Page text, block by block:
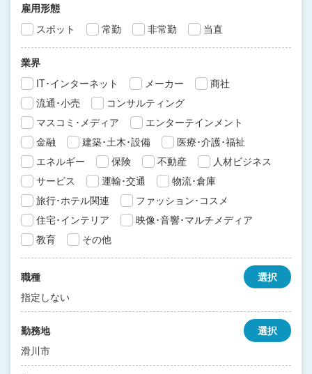
雇用形態
スポット
常勤 非常勤 当直
業界
IT･インターネット
メーカー
商社
流通･小売
コンサルティング
マスコミ･メディア
エンターテインメント
金融
建築･土木･設備
医療･介護･福祉
エネルギー
保険 不動産
人材ビジネス
サービス
運輸･交通
物流･倉庫
旅行･ホテル関連
ファッション･コスメ
住宅･インテリア
映像･音響･マルチメディア
教育
その他
職種
指定しない
選択
勤務地
滑川市
選択